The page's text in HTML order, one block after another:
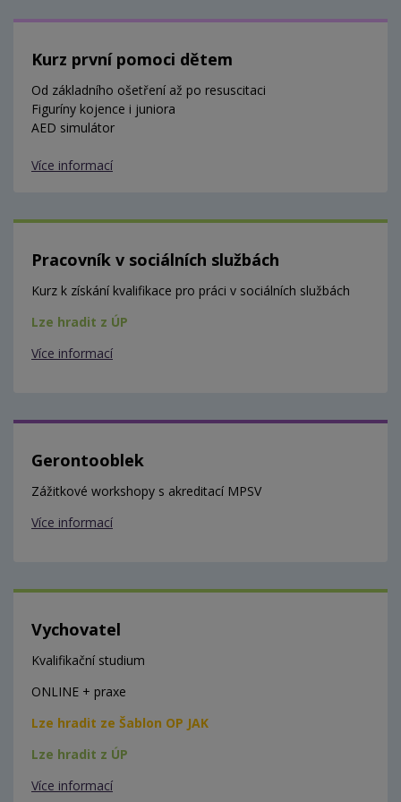
Kurz první pomoci dětem
Od základního ošetření až po resuscitaci
Figuríny kojence i juniora
AED simulátor
Více informací
Pracovník v sociálních službách
Kurz k získání kvalifikace pro práci v sociálních službách
Lze hradit z ÚP
Více informací
Gerontooblek
Zážitkové workshopy s akreditací MPSV
Více informací
Vychovatel
Kvalifikační studium
ONLINE + praxe
Lze hradit ze Šablon OP JAK
Lze hradit z ÚP
Více informací